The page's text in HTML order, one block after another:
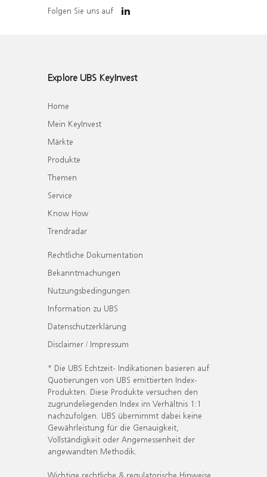
Folgen Sie uns auf
Explore UBS KeyInvest
Home
Mein KeyInvest
Märkte
Produkte
Themen
Service
Know How
Trendradar
Rechtliche Dokumentation
Bekanntmachungen
Nutzungsbedingungen
Information zu UBS
Datenschutzerklärung
Disclaimer / Impressum
* Die UBS Echtzeit- Indikationen basieren auf
Quotierungen von UBS emittierten Index-
Produkten. Diese Produkte versuchen den
zugrundeliegenden Index im Verhältnis 1:1
nachzufolgen. UBS übernimmt dabei keine
Gewährleistung für die Genauigkeit,
Vollständigkeit oder Angemessenheit der
angewandten Methodik.